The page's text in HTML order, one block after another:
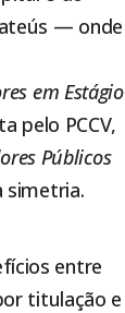
— onde
em Estágio
pelo PCCV,
Públicos
simetria.
entre
titulação e